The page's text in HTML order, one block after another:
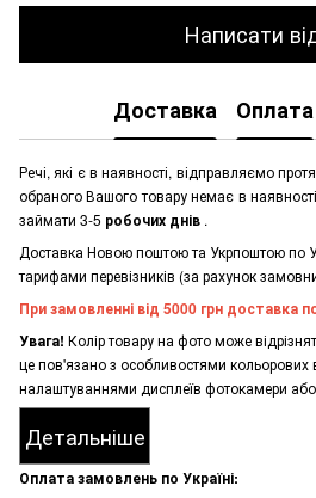
Написати
Доставка Оплата
Речі, які є в наявності, відправляємо
обраного Вашого товару немає в
займати 3-5 робочих днів .
Доставка Новою поштою та Укрпоштою по
тарифами перевізників (за рахунок
При замовленні від 5000 грн доставка
Увага! Колір товару на фото може
це пов'язано з особливостями кольорових
налаштуваннями дисплеїв фотокамери
Детальніше
Оплата замовлень по Україні: